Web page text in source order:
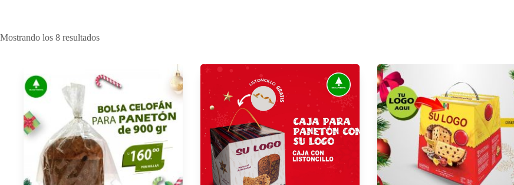
Mostrando los 8 resultados